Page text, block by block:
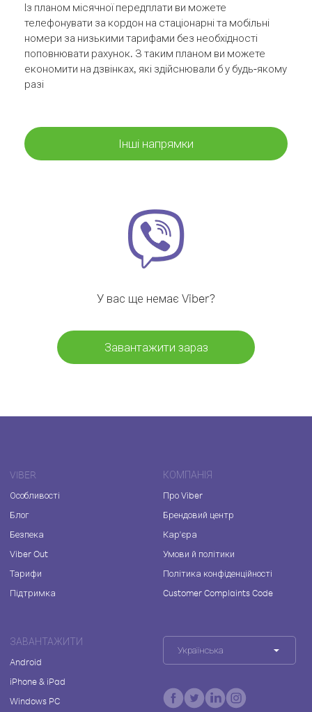
Із планом місячної передплати ви можете
телефонувати за кордон на стаціонарні та мобільні
номери за низькими тарифами без необхідності
поповнювати рахунок. З таким планом ви можете
економити на дзвінках, які здійснювали б у будь-якому
разі
Інші напрямки
У вас ще немає Viber?
Завантажити зараз
VIBER
Особливості
Блог
Безпека
Viber Out
Тарифи
Підтримка
КОМПАНІЯ
Про Viber
Брендовий центр
Кар'єра
Умови й політики
Політика конфіденційності
Customer Complaints Code
ЗАВАНТАЖИТИ
Android
iPhone & iPad
Windows PC
Українська